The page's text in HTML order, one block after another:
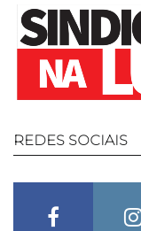
REDES SOCIAIS